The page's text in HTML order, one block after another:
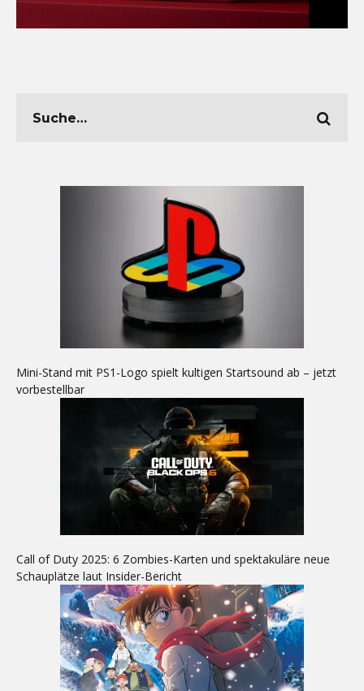
Mini-Stand mit PS1-Logo spielt kultigen Startsound ab – jetzt
vorbestellbar
Call of Duty 2025: 6 Zombies-Karten und spektakuläre neue
Schauplätze laut Insider-Bericht